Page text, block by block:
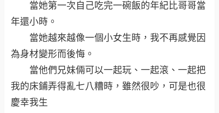
當她第一次自己吃完一碗飯的年紀比哥哥當
年還小時。
當她越來越像一個小女生時，我不再感覺因
為身材變形而後悔。
當他們兄妹倆可以一起玩、一起滾、一起把
我的床鋪弄得亂七八糟時，雖然很吵，可是也很
慶幸我生